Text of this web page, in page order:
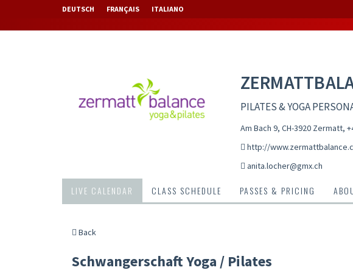
DEUTSCH FRANÇAIS ITALIANO
PILATES & YOGA
Am Bach 9, CH-3920 Zermatt,
http://
anita.locher@gmx.ch
LIVE CALENDAR CLASS SCHEDULE PASSES & PRICING
Back
Schwangerschaft Yoga / Pilates